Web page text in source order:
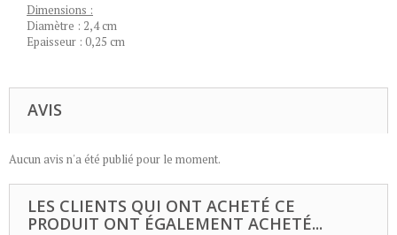
Dimensions :
Diamètre : 2,4 cm
Epaisseur : 0,25 cm
AVIS
Aucun avis n'a été publié pour le moment.
LES CLIENTS QUI ONT ACHETÉ CE
PRODUIT ONT ÉGALEMENT ACHETÉ...